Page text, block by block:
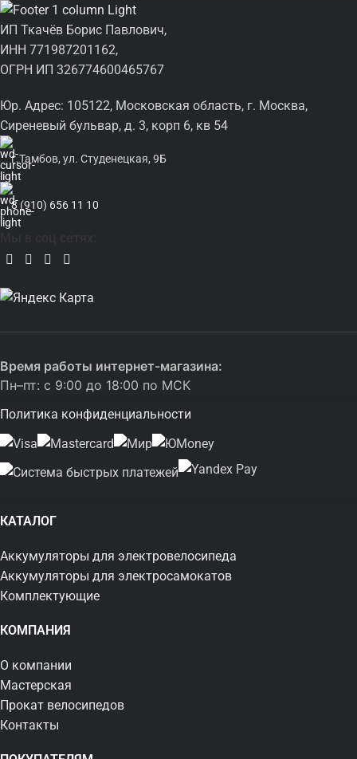
ИП Ткачёв Борис Павлович,
ИНН 771987201162,
ОГРН ИП 326774600465767
Юр. Адрес: 105122, Московская область, г. Москва,
Сиреневый бульвар, д. 3, корп 6, кв 54
г.Тамбов, ул. Студенецкая, 9Б
8 (910) 656 11 10
Время работы интернет-магазина:
Пн–пт: с 9:00 до 18:00 по МСК
Политика конфиденциальности
КАТАЛОГ
Аккумуляторы для электровелосипеда
Аккумуляторы для электросамокатов
Комплектующие
КОМПАНИЯ
О компании
Мастерская
Прокат велосипедов
Контакты